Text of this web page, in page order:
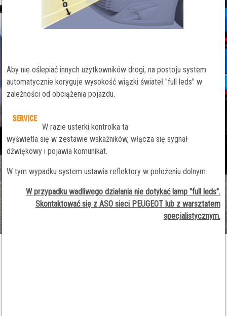
Aby nie oślepiać innych użytkowników drogi, na postoju system
automatycznie koryguje wysokość wiązki świateł "full leds" w
zależności od obciążenia pojazdu.
W razie usterki kontrolka ta
wyświetla się w zestawie wskaźników, włącza się sygnał
dźwiękowy i pojawia komunikat.
W tym wypadku system ustawia reflektory w położeniu dolnym.
W przypadku wadliwego działania nie dotykać lamp "full leds".
Skontaktować się z ASO sieci PEUGEOT lub z warsztatem
specjalistycznym.